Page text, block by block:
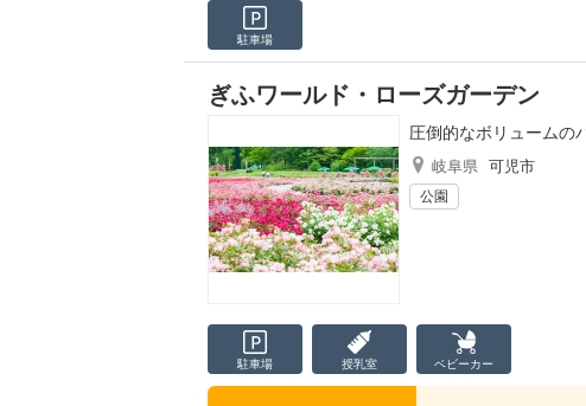
駐車場
ぎふワールド・ローズガーデン
圧倒的なボリュームの
岐阜県 可児市
公園
駐車場 授乳室 ベビーカー